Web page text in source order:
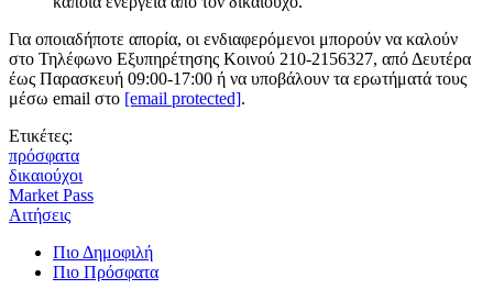
Για οποιαδήποτε απορία, οι ενδιαφερόμενοι μπορούν να καλούν
στο Τηλέφωνο Εξυπηρέτησης Κοινού 210-2156327, από Δευτέρα
έως Παρασκευή 09:00-17:00 ή να υποβάλουν τα ερωτήματά τους
μέσω email στο [email protected].
Ετικέτες:
πρόσφατα
δικαιούχοι
Market Pass
Αιτήσεις
Πιο Δημοφιλή
Πιο Πρόσφατα